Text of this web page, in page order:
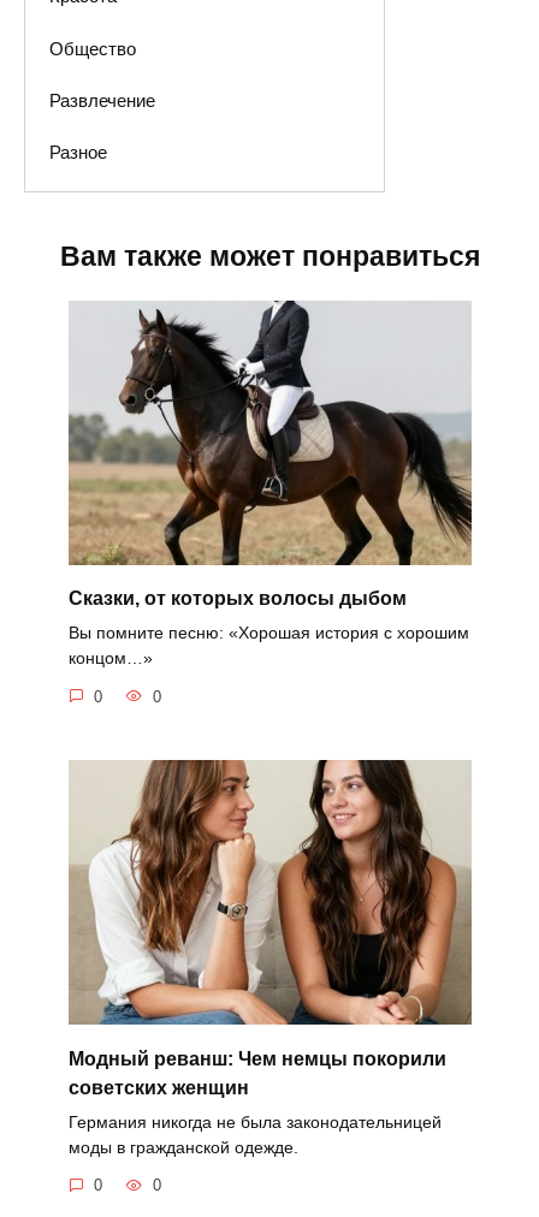
Общество
Развлечение
Разное
Вам также может понравиться
Сказки, от которых волосы дыбом
Вы помните песню: «Хорошая история с хорошим
концом…»
0 0
Модный реванш: Чем немцы покорили
советских женщин
Германия никогда не была законодательницей
моды в гражданской одежде.
0 0